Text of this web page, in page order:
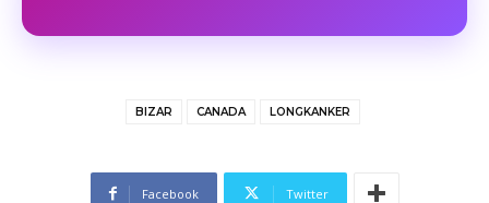
BIZAR CANADA LONGKANKER
Facebook Twitter